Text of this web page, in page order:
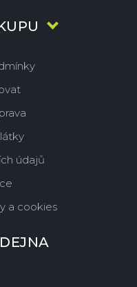
údajů
a cookies